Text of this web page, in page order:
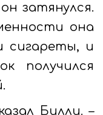
затянулся.
она
сигареты, и
получился
Билли. –